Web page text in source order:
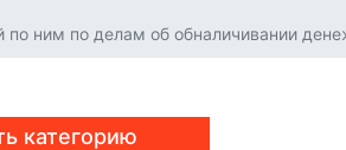
по ним по делам об обналичивании
категорию